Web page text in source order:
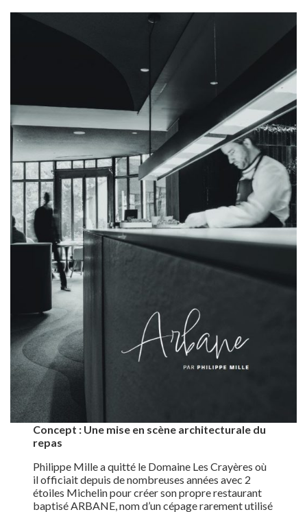
Concept : Une mise en scène architecturale du
repas
Philippe Mille a quitté le Domaine Les Crayères où
il officiait depuis de nombreuses années avec 2
étoiles Michelin pour créer son propre restaurant
baptisé ARBANE, nom d’un cépage rarement utilisé